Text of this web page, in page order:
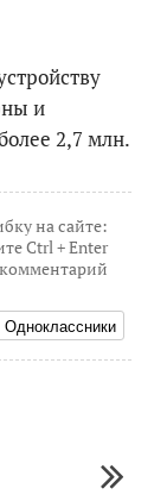
и
2,7 млн.
на сайте:
Ctrl + Enter
Одноклассники